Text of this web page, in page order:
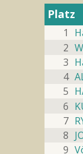
#4 rocks 4 (
#5 rocks 5 (
#15 rocks 15 (
Platz
1
2
3
4
5
6
7
8
9